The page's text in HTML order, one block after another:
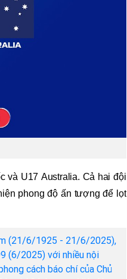
và U17 Australia. Cả hai đội
phong độ ấn tượng để lọt
(21/6/1925 - 21/6/2025),
(6/2025) với nhiều nội
cách báo chí của Chủ